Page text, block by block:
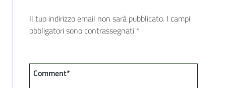
Il tuo indirizzo email non sarà pubblicato. I campi
obbligatori sono contrassegnati *
Comment*